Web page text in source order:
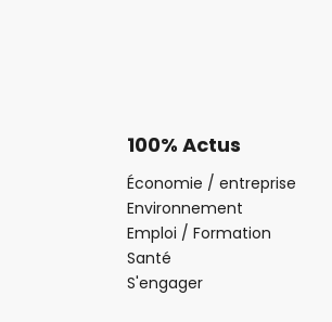
100% Actus
Économie / entreprise
Environnement
Emploi / Formation
Santé
S'engager